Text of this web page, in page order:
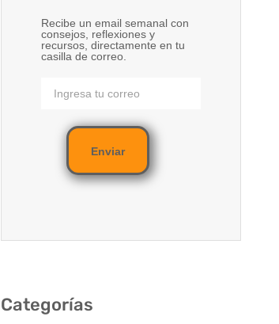
Recibe un email semanal con
consejos, reflexiones y
recursos, directamente en tu
casilla de correo.
Enviar
Categorías